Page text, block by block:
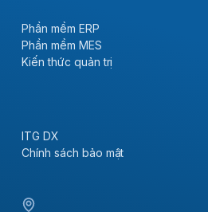
Phần mềm ERP
Phần mềm MES
Kiến thức quản trị
ITG DX
Chính sách bảo mật